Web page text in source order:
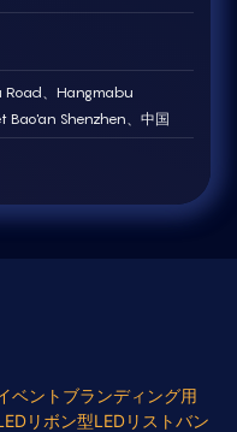
Road、Hangmabu
Bao'an Shenzhen、中国